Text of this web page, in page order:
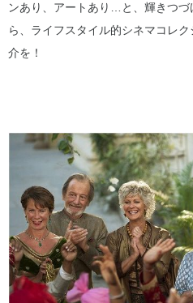
ンあり、アートあり…と、輝きつ
ら、ライフスタイル的シネマコレ
介を！